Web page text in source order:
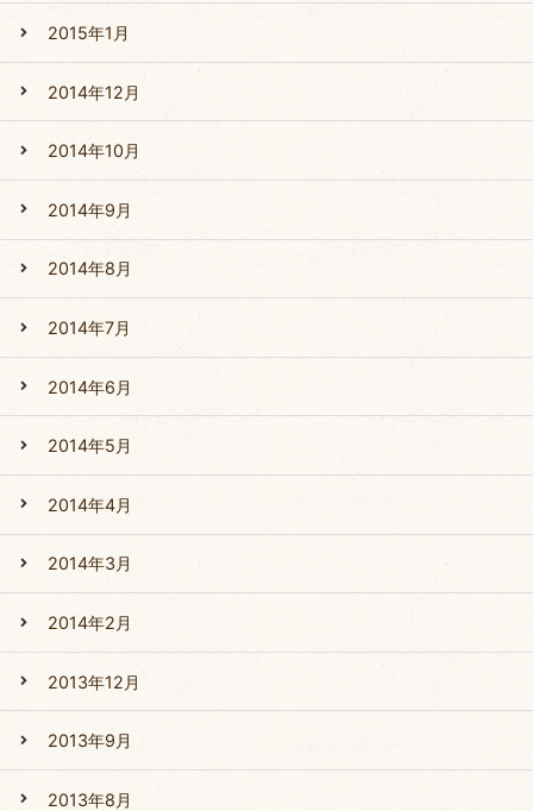
2015年1月
2014年12月
2014年10月
2014年9月
2014年8月
2014年7月
2014年6月
2014年5月
2014年4月
2014年3月
2014年2月
2013年12月
2013年9月
2013年8月